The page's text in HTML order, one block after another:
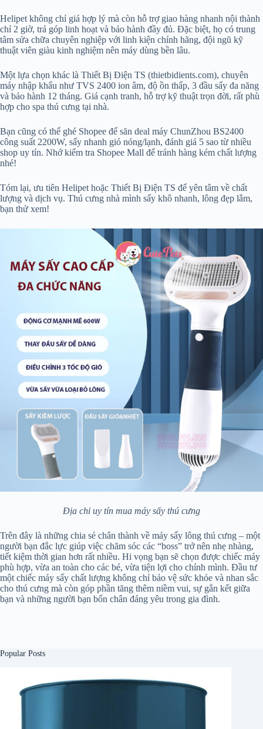
Helipet không chỉ giá hợp lý mà còn hỗ trợ giao hàng nhanh nội thành
chỉ 2 giờ, trả góp linh hoạt và bảo hành đầy đủ. Đặc biệt, họ có trung
tâm sửa chữa chuyên nghiệp với linh kiện chính hãng, đội ngũ kỹ
thuật viên giàu kinh nghiệm nên máy dùng bền lâu.
Một lựa chọn khác là Thiết Bị Điện TS (thietbidients.com), chuyên
máy nhập khẩu như TVS 2400 ion âm, độ ồn thấp, 3 đầu sấy đa năng
và bảo hành 12 tháng. Giá cạnh tranh, hỗ trợ kỹ thuật trọn đời, rất phù
hợp cho spa thú cưng tại nhà.
Bạn cũng có thể ghé Shopee để săn deal máy ChunZhou BS2400
công suất 2200W, sấy nhanh gió nóng/lạnh, đánh giá 5 sao từ nhiều
shop uy tín. Nhớ kiểm tra Shopee Mall để tránh hàng kém chất lượng
nhé!
Tóm lại, ưu tiên Helipet hoặc Thiết Bị Điện TS để yên tâm về chất
lượng và dịch vụ. Thú cưng nhà mình sấy khô nhanh, lông đẹp lắm,
bạn thử xem!
Địa chỉ uy tín mua máy sấy thú cưng
Trên đây là những chia sẻ chân thành về máy sấy lông thú cưng – một
người bạn đắc lực giúp việc chăm sóc các “boss” trở nên nhẹ nhàng,
tiết kiệm thời gian hơn rất nhiều. Hi vọng bạn sẽ chọn được chiếc máy
phù hợp, vừa an toàn cho các bé, vừa tiện lợi cho chính mình. Đầu tư
một chiếc máy sấy chất lượng không chỉ bảo vệ sức khỏe và nhan sắc
cho thú cưng mà còn góp phần tăng thêm niềm vui, sự gắn kết giữa
bạn và những người bạn bốn chân đáng yêu trong gia đình.
Popular Posts